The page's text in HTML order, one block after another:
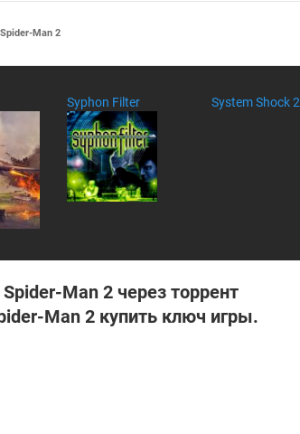
Man 2
Syphon Filter System Shock 2
Man 2 через торрент
Man 2 купить ключ игры.